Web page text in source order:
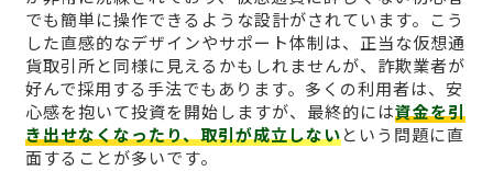
でも簡単に操作できるような設計がされています。こう
した直感的なデザインやサポート体制は、正当な仮想通
貨取引所と同様に見えるかもしれませんが、詐欺業者が
好んで採用する手法でもあります。多くの利用者は、安
心感を抱いて投資を開始しますが、最終的には資金を引
き出せなくなったり、取引が成立しないという問題に直
面することが多いです。